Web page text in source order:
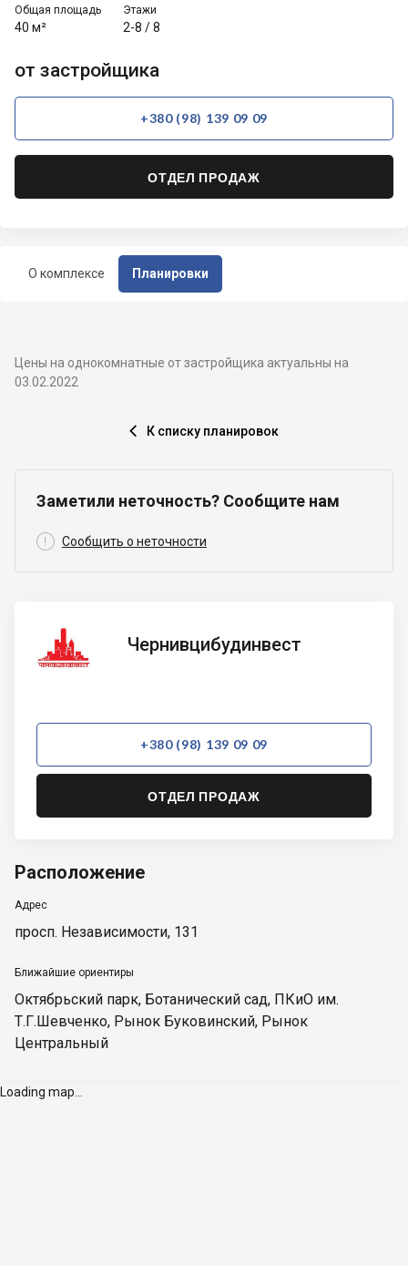
О комплексе Планировки
Общая площадь
40 м²
Этажи
2-8 /8
от застройщика
+380 (98) 139 09 09
ОТДЕЛ ПРОДАЖ
Цены на однокомнатные от застройщика актуальны на
03.02.2022
 К списку планировок
Заметили неточность? Сообщите нам
 Сообщить о неточности
Чернивцибудинвест
Чернивцибудинвест
+380 (98) 139 09 09
ОТДЕЛ ПРОДАЖ
Расположение
Адрес
просп. Независимости, 131
Ближайшие ориентиры
Октябрьский парк, Ботанический сад, ПКиО им.
Т.Г.Шевченко, Рынок Буковинский, Рынок
Центральный
Loading map...